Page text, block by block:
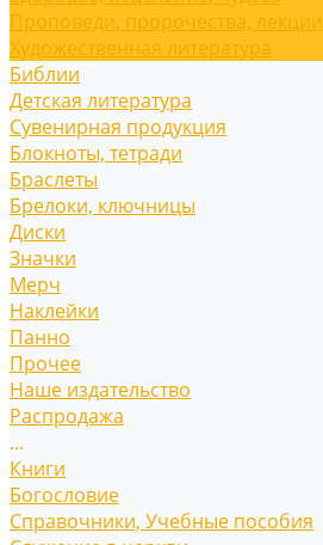
Проповеди, пророчества, лекции
Художественная литература
Библии
Детская литература
Сувенирная продукция
Блокноты, тетради
Браслеты
Брелоки, ключницы
Диски
Значки
Мерч
Наклейки
Панно
Прочее
Наше издательство
Распродажа
...
Книги
Богословие
Справочники, Учебные пособия